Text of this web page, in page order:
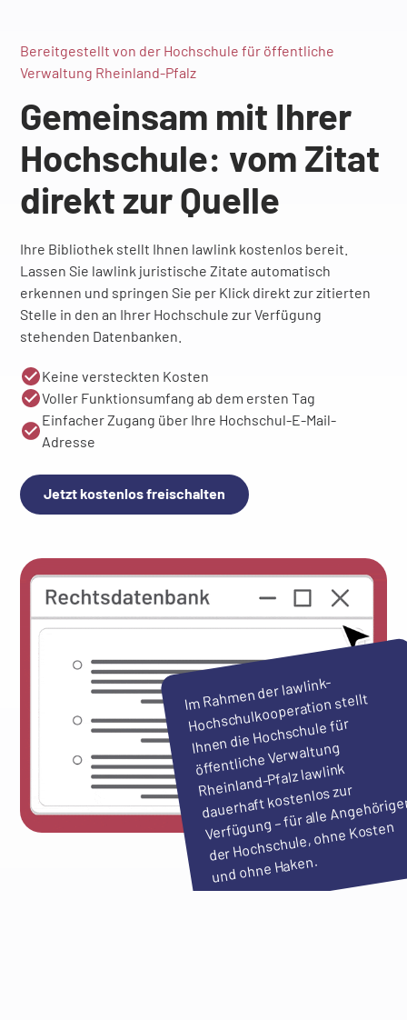
Bereitgestellt von der Hochschule für öffentliche
Verwaltung Rheinland-Pfalz
Gemeinsam mit Ihrer
Hochschule: vom Zitat
direkt zur Quelle
Ihre Bibliothek stellt Ihnen lawlink kostenlos bereit.
Lassen Sie lawlink juristische Zitate automatisch
erkennen und springen Sie per Klick direkt zur zitierten
Stelle in den an Ihrer Hochschule zur Verfügung
stehenden Datenbanken.
Keine versteckten Kosten
Voller Funktionsumfang ab dem ersten Tag
Einfacher Zugang über Ihre Hochschul-E-Mail-
Adresse
Jetzt kostenlos freischalten
I
m Rah
men der lawlink-
Hochschulkooperation stellt
Ihnen die Hochschule für
öffentliche Verwaltung
Rheinland-Pfalz lawlink
dauerhaft kostenlos zur
Verfügung – für alle
der Hochschule, ohne Kosten
und ohne Haken.